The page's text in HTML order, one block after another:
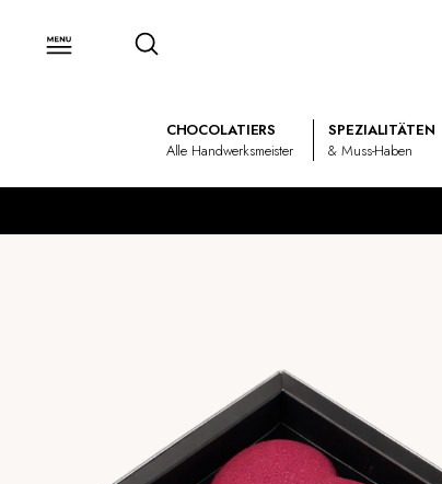
CHOCOLATIERS
Alle Handwerksmeister
SPEZIALITÄTEN
& Muss-Haben